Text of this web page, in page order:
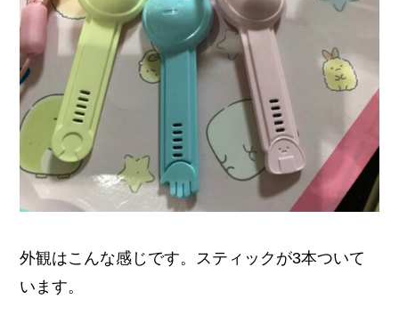
外観はこんな感じです。スティックが3本ついて
います。